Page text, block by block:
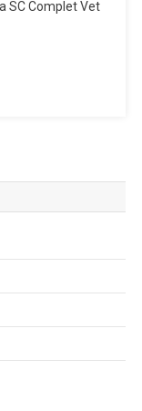
SC Complet Vet